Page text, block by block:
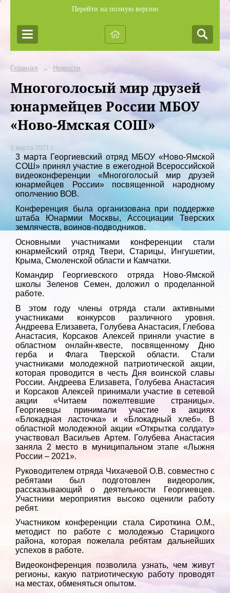
Перейти на полную версию
Главная → Новости
Многоголосый мир друзей
юнармейцев России МБОУ
«Ново-Ямская СОШ»
5 марта 2021 г.
3 марта Георгиевский отряд МБОУ «Ново-Ямской
СОШ» принял участие в ежегодной Всероссийской
видеоконференции «Многоголосый мир друзей
юнармейцев России» посвященной народному
ополчению ВОВ.
Конференция была организована при поддержке
штаба Юнармии Москвы, Ассоциации Тверских
землячеств, воинов-подводников.
Основными участниками конференции стали
юнармейский отряд Твери, Старицы, Ингушетии,
Крыма, Смоленской области и Камчатки.
Командир Георгиевского отряда Ново-Ямской
школы Зеленов Семен, доложил о проделанной
работе.
В этом году члены отряда стали активными
участниками конкурсов различного уровня.
Андреева Елизавета, Голубева Анастасия, Глебова
Анастасия, Корсаков Алексей приняли участие в
областном онлайн-квесте, посвященному Дню
герба и Флага Тверской области. Стали
участниками молодежной патриотической акции,
которая проводится в честь Дня воинской славы
России. Андреева Елизавета, Голубева Анастасия
и Корсаков Алексей принимали участие в сетевой
акции «Читаем пожелтевшие страницы».
Георгиевцы принимали участие в акциях
«Блокадная ласточка» и «Блокадный хлеб». В
областной молодежной акции «Открытка солдату»
участвовал Васильев Артем. Голубева Анастасия
заняла 2 место в муниципальном этапе «Лыжня
России – 2021».
Руководителем отряда Чихачевой О.В. совместно с
ребятами был подготовлен видеоролик,
рассказывающий о деятельности Георгиевцев.
Участники мероприятия высоко оценили работу
ребят.
Участником конференции стала Сироткина О.М.,
методист по работе с молодежью Старицкого
района, которая пожелала ребятам дальнейших
успехов в работе.
Видеоконференция позволила узнать, чем живут
регионы, какую патриотическую работу проводят
на местах, обменяться опытом.